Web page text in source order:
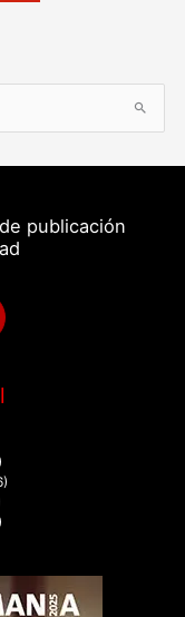
publicación